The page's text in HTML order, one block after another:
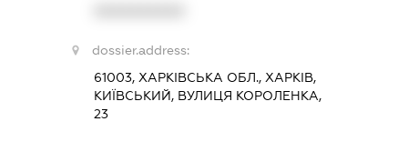
dossier.address:
61003, ХАРКІВСЬКА ОБЛ., ХАРКІВ,
КИЇВСЬКИЙ, ВУЛИЦЯ КОРОЛЕНКА,
23